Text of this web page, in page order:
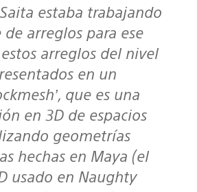
estaba trabajando
arreglos para ese
arreglos del nivel
en un
que es una
en 3D de espacios
geometrías
hechas en Maya (el
usado en Naughty